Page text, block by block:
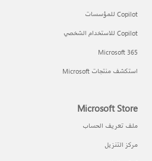
Copilot للمؤسسات
Copilot للاستخدام الشخصي
Microsoft 365
استكشف منتجات Microsoft
Microsoft Store
ملف تعريف الحساب
مركز التنزيل